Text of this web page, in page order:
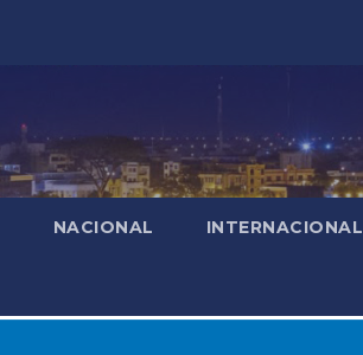
NACIONAL INTERNACIONAL